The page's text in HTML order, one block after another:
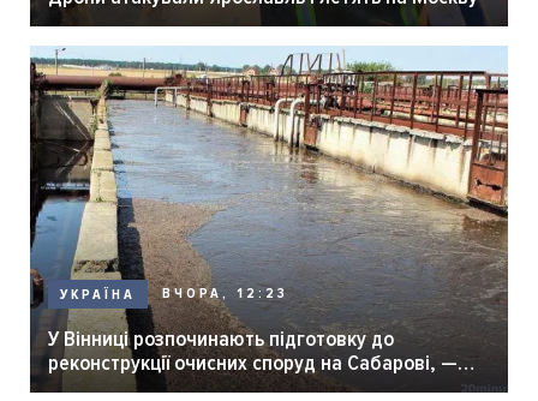
УКРАЇНА ВЧОРА, 12:23
У Вінниці розпочинають підготовку до
реконструкції очисних споруд на Сабарові, —
мер Вінниці.